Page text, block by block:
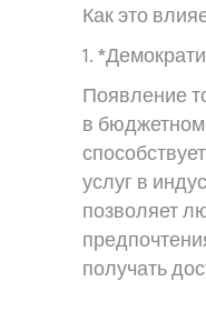
Как это
1.
Появление
в
услуг в
позволяет
получать